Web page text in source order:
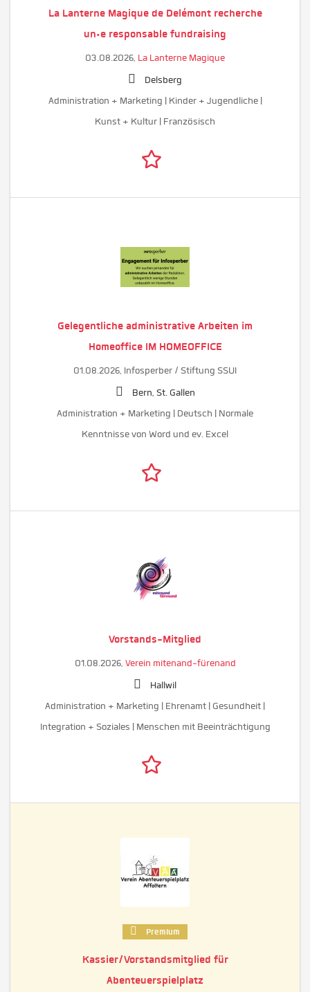
La Lanterne Magique de Delémont recherche
un·e responsable fundraising
03.08.2026, La Lanterne Magique
Delsberg
Administration + Marketing | Kinder + Jugendliche |
Kunst + Kultur | Französisch
Gelegentliche administrative Arbeiten im
Homeoffice IM HOMEOFFICE
01.08.2026, Infosperber / Stiftung SSUI
Bern, St. Gallen
Administration + Marketing | Deutsch | Normale
Kenntnisse von Word und ev. Excel
Vorstands-Mitglied
01.08.2026, Verein mitenand-fürenand
Hallwil
Administration + Marketing | Ehrenamt | Gesundheit |
Integration + Soziales | Menschen mit Beeinträchtigung
Premium
Kassier/Vorstandsmitglied für
Abenteuerspielplatz